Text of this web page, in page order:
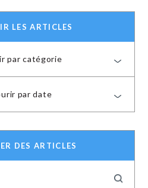
LES ARTICLES
par catégorie
par date
DES ARTICLES